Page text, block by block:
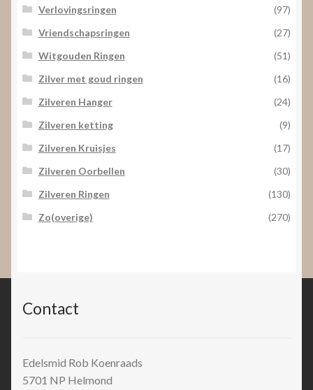
Verlovingsringen
(97)
Vriendschapsringen
(27)
Witgouden Ringen
(51)
Zilver met goud ringen
(16)
Zilveren Hanger
(24)
Zilveren ketting
(9)
Zilveren Kruisjes
(17)
Zilveren Oorbellen
(30)
Zilveren Ringen
(130)
Zo(overige)
(270)
Contact
Edelsmid Rob Koenraads
5701 NP Helmond